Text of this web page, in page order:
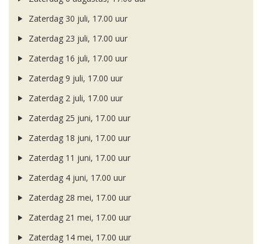
Zaterdag 30 juli, 17.00 uur
Zaterdag 23 juli, 17.00 uur
Zaterdag 16 juli, 17.00 uur
Zaterdag 9 juli, 17.00 uur
Zaterdag 2 juli, 17.00 uur
Zaterdag 25 juni, 17.00 uur
Zaterdag 18 juni, 17.00 uur
Zaterdag 11 juni, 17.00 uur
Zaterdag 4 juni, 17.00 uur
Zaterdag 28 mei, 17.00 uur
Zaterdag 21 mei, 17.00 uur
Zaterdag 14 mei, 17.00 uur